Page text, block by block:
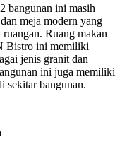
bangunan ini masih
meja modern yang
Ruang makan
Bistro ini memiliki
jenis granit dan
ini juga memiliki
sekitar bangunan.